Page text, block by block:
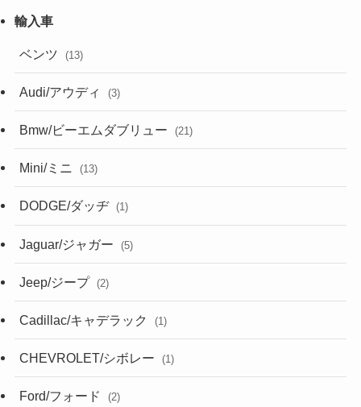
ベンツ (13)
Audi/アウディ (3)
Bmw/ビーエムダブリュー (21)
Mini/ミニ (13)
DODGE/ダッヂ (1)
Jaguar/ジャガー (5)
Jeep/ジープ (2)
Cadillac/キャデラック (1)
CHEVROLET/シボレー (1)
Ford/フォード (2)